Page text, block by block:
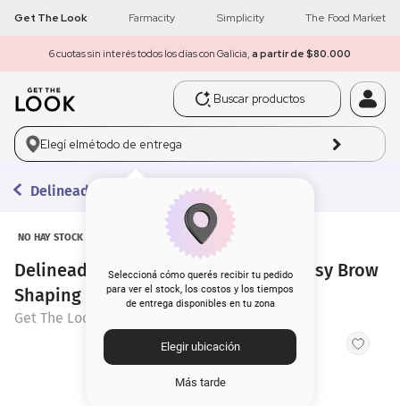
Get The Look Farmacity Simplicity The Food Market
6 cuotas sin interés todos los días con Galicia, a partir de $80.000
Buscar productos
Elegí elmétodo de entrega
Seleccioná cómo querés recibir tu pedido
para ver el stock, los costos y los tiempos
de entrega disponibles en tu zona
Elegir ubicación
Más tarde
Delineadores
NO HAY STOCK
Delineador de Cejas Get The Look Easy Brow
Shaping
Get The Look
get the look
máscara pestañas
3. loreal
4. brochas
5. corrector
6. rubor